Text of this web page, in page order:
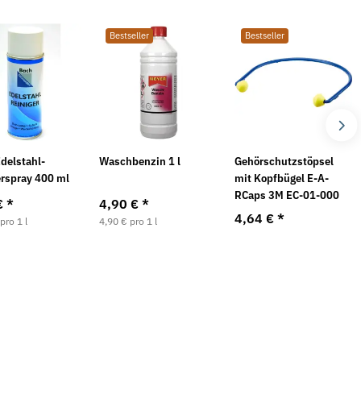
400 ml
*
1 l
Bestseller
Waschbenzin 1 l
4,90 €*
4,90 € pro 1 l
Bestseller
Gehörschutzstöpsel
mit Kopfbügel E-A-
RCaps 3M EC-01-000
4,64 €*